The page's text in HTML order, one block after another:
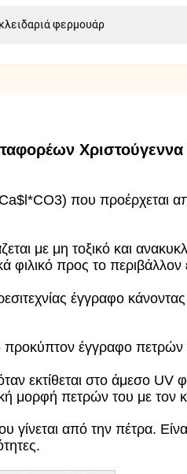
κλειδαριά φερμουάρ
που προέρχεται
με μη τοξικό και
φιλικό προς το
έγγραφο
έγγραφο πετρών
εκτίθεται στο άμεσο
μορφή πετρών του με τον
από την πέτρα.